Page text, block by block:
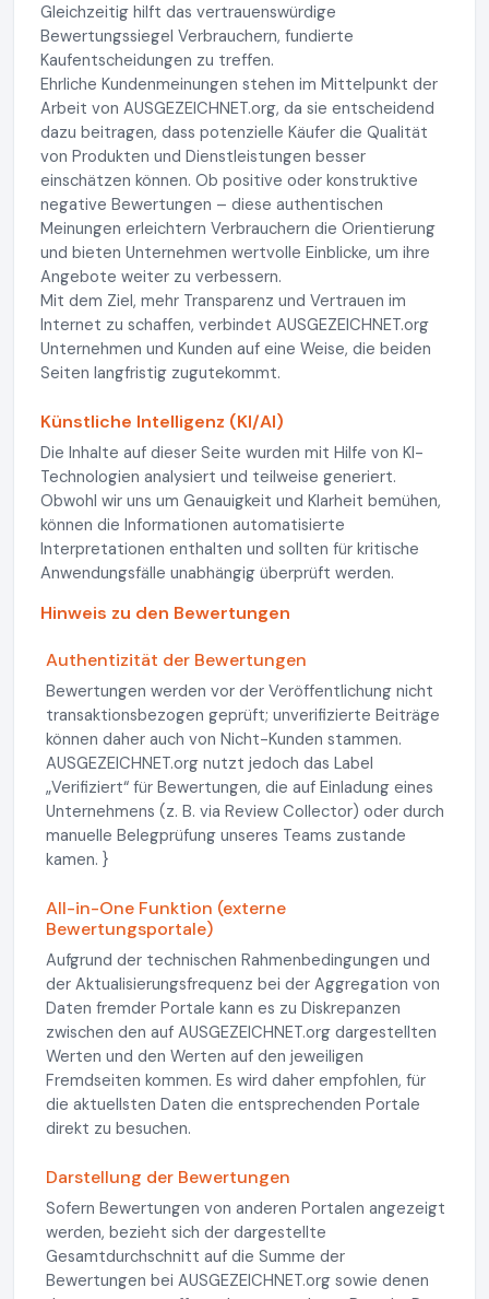
Gleichzeitig hilft das vertrauenswürdige
Bewertungssiegel Verbrauchern, fundierte
Kaufentscheidungen zu treffen.
Ehrliche Kundenmeinungen stehen im Mittelpunkt der
Arbeit von AUSGEZEICHNET.org, da sie entscheidend
dazu beitragen, dass potenzielle Käufer die Qualität
von Produkten und Dienstleistungen besser
einschätzen können. Ob positive oder konstruktive
negative Bewertungen – diese authentischen
Meinungen erleichtern Verbrauchern die Orientierung
und bieten Unternehmen wertvolle Einblicke, um ihre
Angebote weiter zu verbessern.
Mit dem Ziel, mehr Transparenz und Vertrauen im
Internet zu schaffen, verbindet AUSGEZEICHNET.org
Unternehmen und Kunden auf eine Weise, die beiden
Seiten langfristig zugutekommt.
Künstliche Intelligenz (KI/AI)
Die Inhalte auf dieser Seite wurden mit Hilfe von KI-
Technologien analysiert und teilweise generiert.
Obwohl wir uns um Genauigkeit und Klarheit bemühen,
können die Informationen automatisierte
Interpretationen enthalten und sollten für kritische
Anwendungsfälle unabhängig überprüft werden.
Hinweis zu den Bewertungen
Authentizität der Bewertungen
Bewertungen werden vor der Veröffentlichung nicht
transaktionsbezogen geprüft; unverifizierte Beiträge
können daher auch von Nicht-Kunden stammen.
AUSGEZEICHNET.org nutzt jedoch das Label
„Verifiziert“ für Bewertungen, die auf Einladung eines
Unternehmens (z. B. via Review Collector) oder durch
manuelle Belegprüfung unseres Teams zustande
kamen. }
All-in-One Funktion (externe
Bewertungsportale)
Aufgrund der technischen Rahmenbedingungen und
der Aktualisierungsfrequenz bei der Aggregation von
Daten fremder Portale kann es zu Diskrepanzen
zwischen den auf AUSGEZEICHNET.org dargestellten
Werten und den Werten auf den jeweiligen
Fremdseiten kommen. Es wird daher empfohlen, für
die aktuellsten Daten die entsprechenden Portale
direkt zu besuchen.
Darstellung der Bewertungen
Sofern Bewertungen von anderen Portalen angezeigt
werden, bezieht sich der dargestellte
Gesamtdurchschnitt auf die Summe der
Bewertungen bei AUSGEZEICHNET.org sowie denen